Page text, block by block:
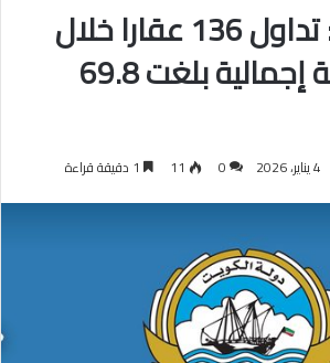
وزارة العدل: تداول 136 عقارا خلال
أسبوع بقيمة إجمالية بلغت 69.8
4 يناير، 2026 0
11